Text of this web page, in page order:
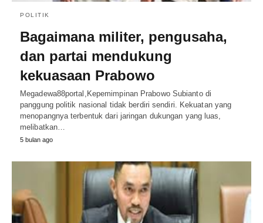
POLITIK
Bagaimana militer, pengusaha,
dan partai mendukung
kekuasaan Prabowo
Megadewa88portal,Kepemimpinan Prabowo Subianto di
panggung politik nasional tidak berdiri sendiri. Kekuatan yang
menopangnya terbentuk dari jaringan dukungan yang luas,
melibatkan…
5 bulan ago